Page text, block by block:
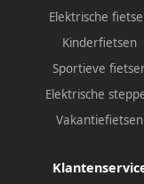
Elektrische
Kinderfietsen
Sportieve
Elektrische
Vakantiefietsen